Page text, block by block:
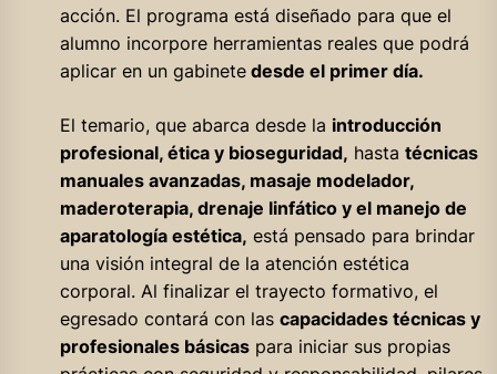
acción. El programa está diseñado para que el
alumno incorpore herramientas reales que podrá
aplicar en un gabinetedesde el primer día.
El temario, que abarca desde la introducción
profesional, ética y bioseguridad, hasta técnicas
manuales avanzadas, masaje modelador,
maderoterapia, drenaje linfático y el manejo de
aparatología estética, está pensado para brindar
una visión integral de la atención estética
corporal. Al finalizar el trayecto formativo, el
egresado contará con las capacidades técnicas y
profesionales básicaspara iniciar sus propias